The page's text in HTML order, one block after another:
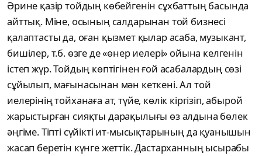
Әрине қазір тойдың көбейгенін сұхбаттың басында
айттық. Міне, осының салдарынан той бизнесі
қалаптасты да, оған қызмет қылар асаба, музыкант,
бишілер, т.б. өзге де «өнер иелері» ойына келгенін
істеп жүр. Тойдың көптігінен ғой асабалардың сөзі
сұйылып, мағынасынан мән кеткені. Ал той
иелерінің тойханаға ат, түйе, көлік кіргізіп, абырой
жарыстырған сияқты дарақылығы өз алдына бөлек
әңгіме. Тіпті сүйікті ит-мысықтарының да қуанышын
жасап беретін күнге жеттік. Дастарханның ысырабы